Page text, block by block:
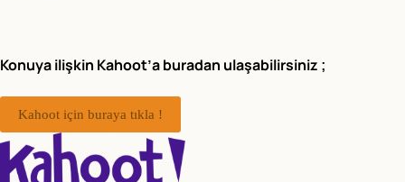
Konuya ilişkin Kahoot’a buradan ulaşabilirsiniz ;
Kahoot için buraya tıkla !